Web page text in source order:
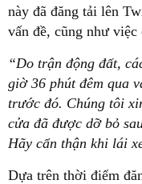
này đã đăng tải lên
vấn đề, cũng như
“Do trận động đất,
giờ 36 phút đêm qua
trước đó. Chúng tôi
cửa đã được dỡ bỏ
Hãy cẩn thận khi lái
Dựa trên thời điểm